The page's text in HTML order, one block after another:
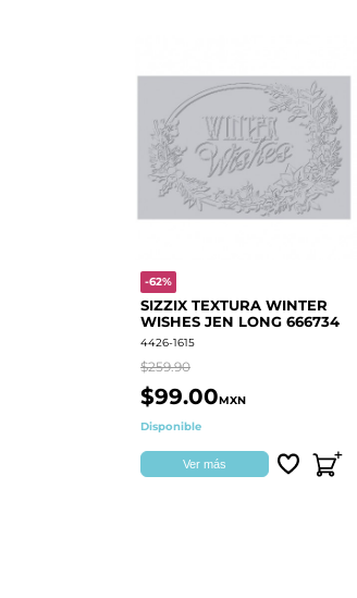
-62%
SIZZIX TEXTURA WINTER
WISHES JEN LONG 666734
4426-1615
$259.90
$99.00MXN
Disponible
Ver más